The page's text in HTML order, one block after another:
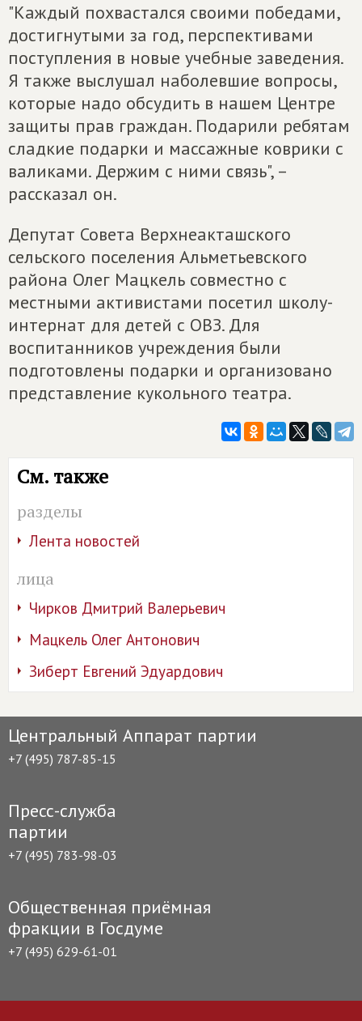
"Каждый похвастался своими победами,
достигнутыми за год, перспективами
поступления в новые учебные заведения.
Я также выслушал наболевшие вопросы,
которые надо обсудить в нашем Центре
защиты прав граждан. Подарили ребятам
сладкие подарки и массажные коврики с
валиками. Держим с ними связь", –
рассказал он.
Депутат Совета Верхнеакташского
сельского поселения Альметьевского
района Олег Мацкель совместно с
местными активистами посетил школу-
интернат для детей с ОВЗ. Для
воспитанников учреждения были
подготовлены подарки и организовано
представление кукольного театра.
См. также
разделы
Лента новостей
лица
Чирков Дмитрий Валерьевич
Мацкель Олег Антонович
Зиберт Евгений Эдуардович
Центральный Аппарат партии
+7 (495) 787-85-15
Пресс-служба
партии
+7 (495) 783-98-03
Общественная приёмная
фракции в Госдуме
+7 (495) 629-61-01